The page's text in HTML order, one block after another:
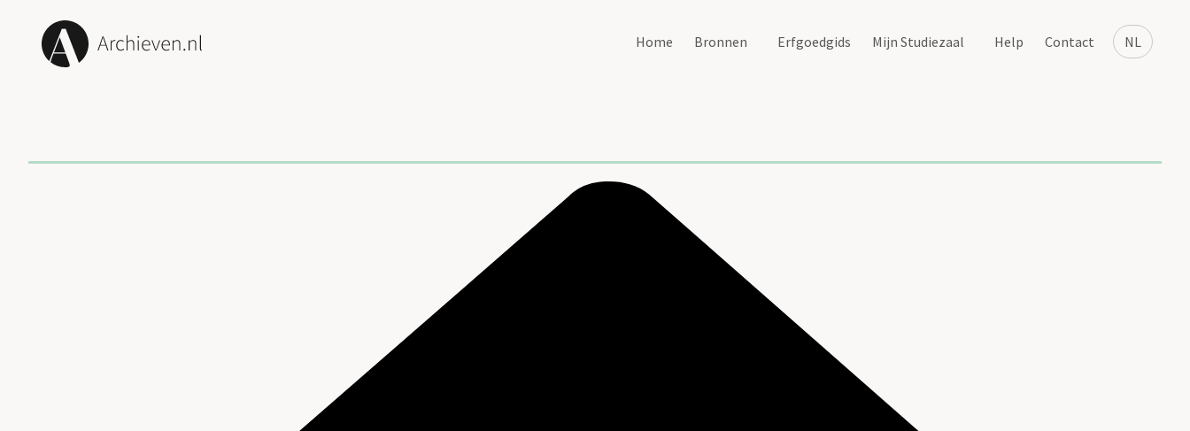
NL
Home Bronnen Erfgoedgids Mijn Studiezaal Help Contact